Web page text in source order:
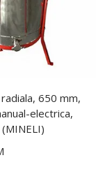
radiala, 650 mm,
electrica,
(MINELI)